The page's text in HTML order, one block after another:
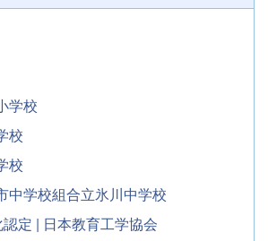
学校
校
校
中学校組合立氷川中学校
定 | 日本教育工学協会